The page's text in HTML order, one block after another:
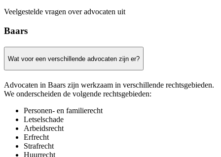
Veelgestelde vragen over advocaten uit
Baars
Wat voor een verschillende advocaten zijn er?
Advocaten in Baars zijn werkzaam in verschillende rechtsgebieden.
We onderscheiden de volgende rechtsgebieden:
Personen- en familierecht
Letselschade
Arbeidsrecht
Erfrecht
Strafrecht
Huurrecht